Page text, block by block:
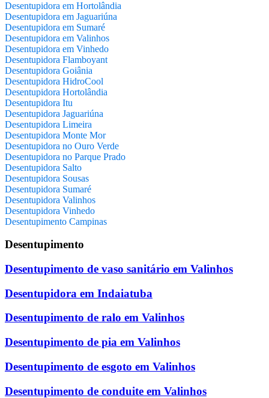
Desentupidora em Hortolândia
Desentupidora em Jaguariúna
Desentupidora em Sumaré
Desentupidora em Valinhos
Desentupidora em Vinhedo
Desentupidora Flamboyant
Desentupidora Goiânia
Desentupidora HidroCool
Desentupidora Hortolândia
Desentupidora Itu
Desentupidora Jaguariúna
Desentupidora Limeira
Desentupidora Monte Mor
Desentupidora no Ouro Verde
Desentupidora no Parque Prado
Desentupidora Salto
Desentupidora Sousas
Desentupidora Sumaré
Desentupidora Valinhos
Desentupidora Vinhedo
Desentupimento Campinas
Desentupimento
Desentupimento de vaso sanitário em Valinhos
Desentupidora em Indaiatuba
Desentupimento de ralo em Valinhos
Desentupimento de pia em Valinhos
Desentupimento de esgoto em Valinhos
Desentupimento de conduite em Valinhos